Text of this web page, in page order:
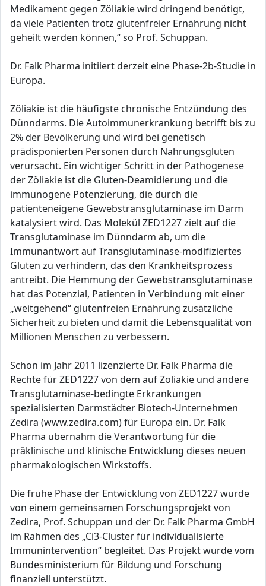
Medikament gegen Zöliakie wird dringend benötigt,
da viele Patienten trotz glutenfreier Ernährung nicht
geheilt werden können,“ so Prof. Schuppan.
Dr. Falk Pharma initiiert derzeit eine Phase-2b-Studie in
Europa.
Zöliakie ist die häufigste chronische Entzündung des
Dünndarms. Die Autoimmunerkrankung betrifft bis zu
2% der Bevölkerung und wird bei genetisch
prädisponierten Personen durch Nahrungsgluten
verursacht. Ein wichtiger Schritt in der Pathogenese
der Zöliakie ist die Gluten-Deamidierung und die
immunogene Potenzierung, die durch die
patienteneigene Gewebstransglutaminase im Darm
katalysiert wird. Das Molekül ZED1227 zielt auf die
Transglutaminase im Dünndarm ab, um die
Immunantwort auf Transglutaminase-modifiziertes
Gluten zu verhindern, das den Krankheitsprozess
antreibt. Die Hemmung der Gewebstransglutaminase
hat das Potenzial, Patienten in Verbindung mit einer
„weitgehend“ glutenfreien Ernährung zusätzliche
Sicherheit zu bieten und damit die Lebensqualität von
Millionen Menschen zu verbessern.
Schon im Jahr 2011 lizenzierte Dr. Falk Pharma die
Rechte für ZED1227 von dem auf Zöliakie und andere
Transglutaminase-bedingte Erkrankungen
spezialisierten Darmstädter Biotech-Unternehmen
Zedira (www.zedira.com) für Europa ein. Dr. Falk
Pharma übernahm die Verantwortung für die
präklinische und klinische Entwicklung dieses neuen
pharmakologischen Wirkstoffs.
Die frühe Phase der Entwicklung von ZED1227 wurde
von einem gemeinsamen Forschungsprojekt von
Zedira, Prof. Schuppan und der Dr. Falk Pharma GmbH
im Rahmen des „Ci3-Cluster für individualisierte
Immunintervention“ begleitet. Das Projekt wurde vom
Bundesministerium für Bildung und Forschung
finanziell unterstützt.